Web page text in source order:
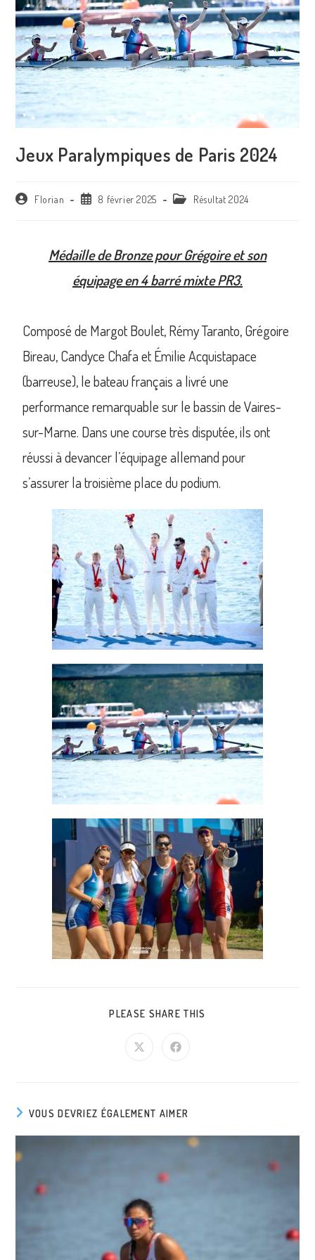
Jeux Paralympiques de Paris 2024 ​
Florian 8 février 2025 Résultat 2024
Médaille de Bronze pour Grégoire et son
équipage en 4 barré mixte PR3.
Composé de Margot Boulet, Rémy Taranto, Grégoire
Bireau, Candyce Chafa et Émilie Acquistapace
(barreuse), le bateau français a livré une
performance remarquable sur le bassin de Vaires-
sur-Marne. Dans une course très disputée, ils ont
réussi à devancer l’équipage allemand pour
s’assurer la troisième place du podium.
PLEASE SHARE THIS
VOUS DEVRIEZ ÉGALEMENT AIMER